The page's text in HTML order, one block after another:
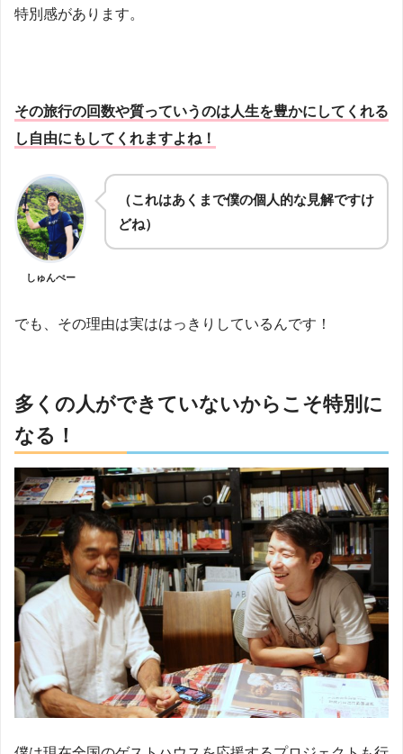
特別感があります。
その旅行の回数や質っていうのは人生を豊かにしてくれる
し自由にもしてくれますよね！
しゅんぺー
（これはあくまで僕の個人的な見解ですけ
どね）
でも、その理由は実ははっきりしているんです！
多くの人ができていないからこそ特別に
なる！